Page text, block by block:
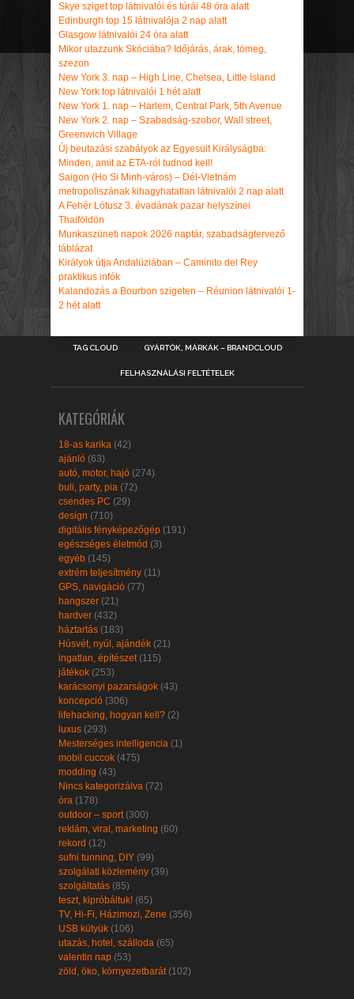
Skye sziget top látnivalói és túrái 48 óra alatt
Edinburgh top 15 látnivalója 2 nap alatt
Glasgow látnivalói 24 óra alatt
Mikor utazzunk Skóciába? Időjárás, árak, tömeg,
szezon
New York 3. nap – High Line, Chelsea, Little Island
New York top látnivalói 1 hét alatt
New York 1. nap – Harlem, Central Park, 5th Avenue
New York 2. nap – Szabadság-szobor, Wall street,
Greenwich Village
Új beutazási szabályok az Egyesült Királyságba:
Minden, amit az ETA-ról tudnod kell!
Saigon (Ho Si Minh-város) – Dél-Vietnám
metropoliszának kihagyhatatlan látnivalói 2 nap alatt
A Fehér Lótusz 3. évadának pazar helyszínei
Thaiföldön
Munkaszüneti napok 2026 naptár, szabadságtervező
táblázat
Királyok útja Andalúziában – Caminito del Rey
praktikus infók
Kalandozás a Bourbon szigeten – Réunion látnivalói 1-
2 hét alatt
TAG CLOUD GYÁRTÓK, MÁRKÁK – BRANDCLOUD
FELHASZNÁLÁSI FELTÉTELEK
KATEGÓRIÁK
18-as karika (42)
ajánló (63)
autó, motor, hajó (274)
buli, party, pia (72)
csendes PC (29)
design (710)
digitális fényképezőgép (191)
egészséges életmód (3)
egyéb (145)
extrém teljesítmény (11)
GPS, navigáció (77)
hangszer (21)
hardver (432)
háztartás (183)
Húsvét, nyúl, ajándék (21)
ingatlan, építészet(115)
játékok (253)
karácsonyi pazarságok (43)
koncepció (306)
lifehacking, hogyan kell? (2)
luxus (293)
Mesterséges intelligencia (1)
mobil cuccok (475)
modding (43)
Nincs kategorizálva (72)
óra (178)
outdoor – sport(300)
reklám, viral, marketing (60)
rekord (12)
sufni tunning, DIY (99)
szolgálati közlemény (39)
szolgáltatás (85)
teszt, kipróbáltuk! (65)
TV, Hi-Fi, Házimozi, Zene (356)
USB kütyük (106)
utazás, hotel, szálloda (65)
valentin nap (53)
zöld, öko, környezetbarát(102)